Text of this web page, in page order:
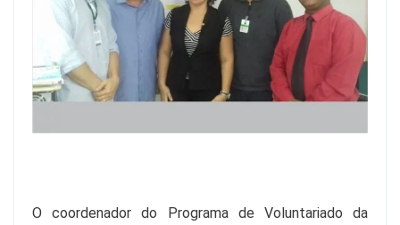
O coordenador do Programa de Voluntariado da